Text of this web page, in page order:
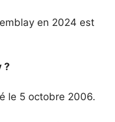
en 2024 est
?
le 5 octobre 2006.